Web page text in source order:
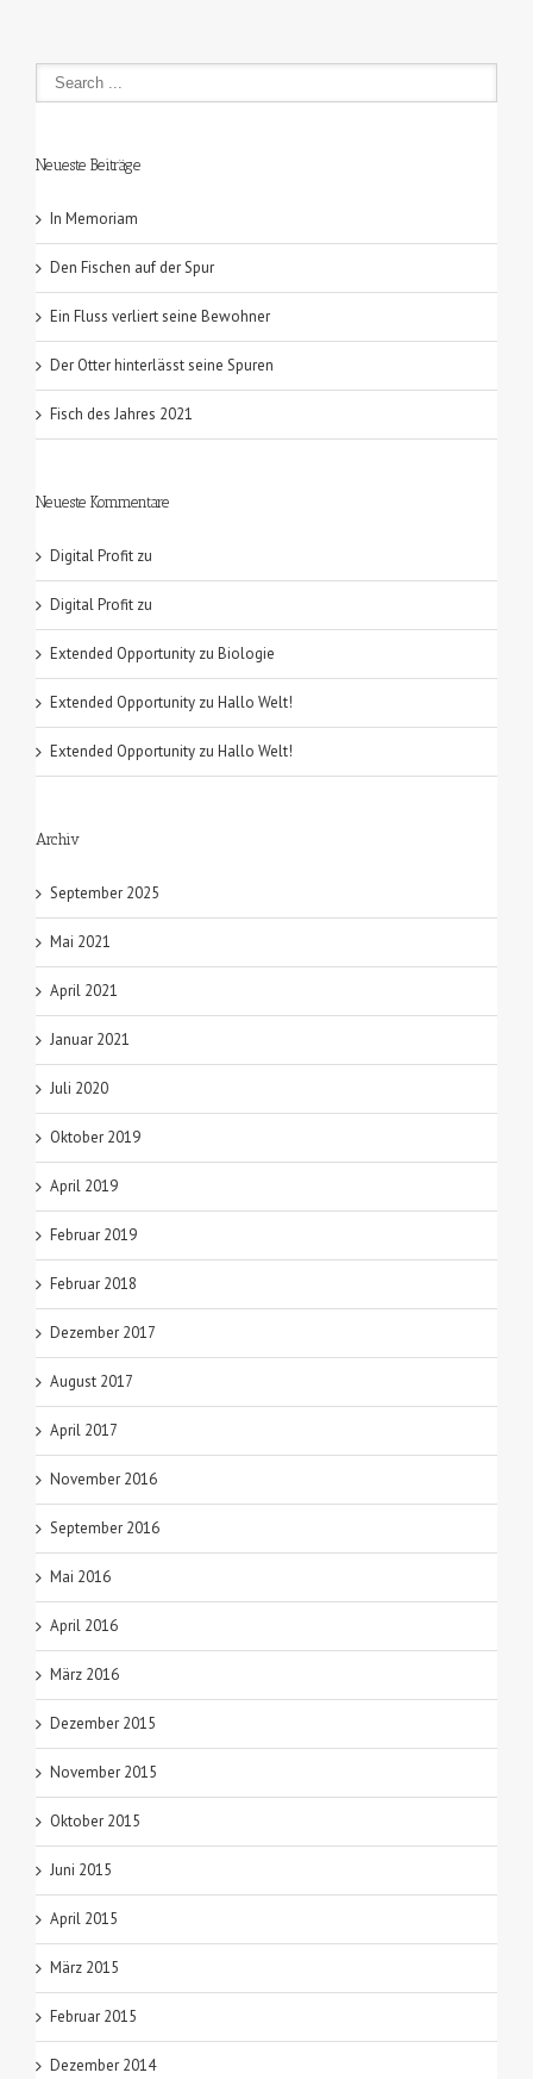
Neueste Beiträge
In Memoriam
Den Fischen auf der Spur
Ein Fluss verliert seine Bewohner
Der Otter hinterlässt seine Spuren
Fisch des Jahres 2021
Neueste Kommentare
Digital Profit zu
Digital Profit zu
Extended Opportunity zu Biologie
Extended Opportunity zu Hallo Welt!
Extended Opportunity zu Hallo Welt!
Archiv
September 2025
Mai 2021
April 2021
Januar 2021
Juli 2020
Oktober 2019
April 2019
Februar 2019
Februar 2018
Dezember 2017
August 2017
April 2017
November 2016
September 2016
Mai 2016
April 2016
März 2016
Dezember 2015
November 2015
Oktober 2015
Juni 2015
April 2015
März 2015
Februar 2015
Dezember 2014